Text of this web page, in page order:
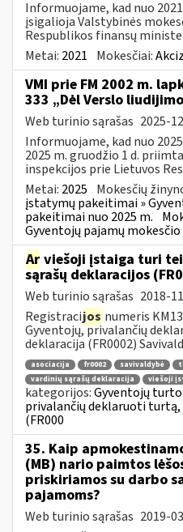
Informuojame, kad nuo
įsigalioja Valstybinės
Respublikos finansų
Metai: 2021 Mokesčiai:
VMI prie FM 2002 m.
333 „Dėl Verslo
Web turinio sąrašas 2025-
Informuojame, kad nuo
2025 m. gruodžio 1 d.
inspekcijos prie Lietuvos
Metai: 2025 Mokesčių
įstatymų pakeitimai »
pakeitimai nuo 2025 m.
Gyventojų pajamų
Ar viešoji įstaiga turi
sąrašų deklaracijos
Web turinio sąrašas 2018-
Registracijos numeris
Gyventojų, privalančių
deklaracija (FR0002)
asociacija fr0002 savivaldybė
vardinių sąrašų deklaracija
viešoji
kategorijos:Gyventojų turto
privalančių deklaruoti turtą,
(FR000
35. Kaip
(MB) nario paimtos
priskiriamos su darbo
pajamoms?
Web turinio sąrašas 2019-